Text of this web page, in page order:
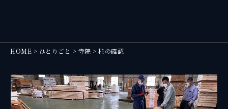
HOME > ひとりごと > 寺院 > 柱の確認